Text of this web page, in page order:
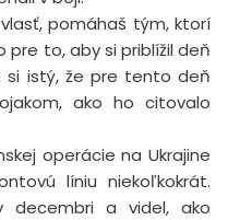
pomáhaš tým, ktorí
to, aby si priblížil deň
si istý, že pre tento deň
ako ho citovalo
operácie na Ukrajine
líniu niekoľkokrát.
decembri a videl, ako